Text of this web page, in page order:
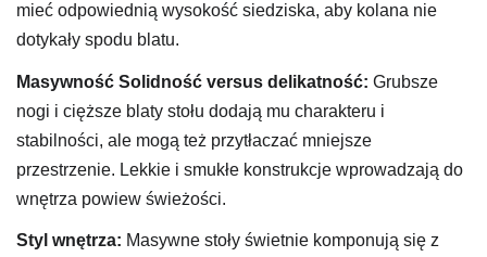
mieć odpowiednią wysokość siedziska, aby kolana nie
dotykały spodu blatu.
Masywność Solidność versus delikatność: Grubsze
nogi i cięższe blaty stołu dodają mu charakteru i
stabilności, ale mogą też przytłaczać mniejsze
przestrzenie. Lekkie i smukłe konstrukcje wprowadzają do
wnętrza powiew świeżości.
Styl wnętrza: Masywne stoły świetnie komponują się z